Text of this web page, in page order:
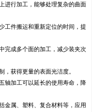
进行加工，能够处理复杂的曲面
工件搬运和重新定位的时间，提
完成多个面的加工，减少装夹次
获得更量的表面光洁度。
轴加工可以延长的使用寿命，降
金属、塑料、复合材料等，应用